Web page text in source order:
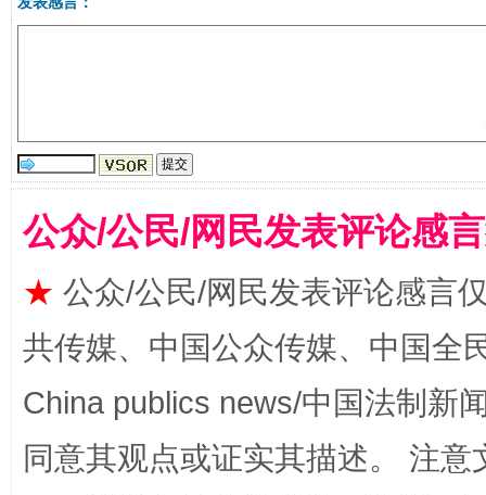
揭开“小金库”的免责幌子
受贿1.44亿！段成刚被判无期 从幼
公众/公民/网民发表评论感
★ 公众/公民/网民发表评论感言
共传媒、中国公众传媒、中国全
China publics news/中国法制新
同意其观点或证实其描述。 注